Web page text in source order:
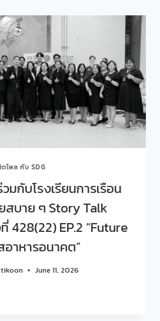
ลัย
โพล กับ SDG
กับโรงเรียนการเรือน
สบาย ๆ Story Talk
428(22) EP.2 “Future
าหารอนาคต”
June 11, 2026